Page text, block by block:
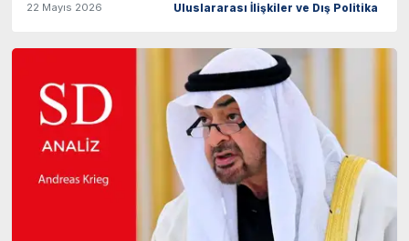
22 Mayıs 2026 Uluslararası İlişkiler ve Dış Politika